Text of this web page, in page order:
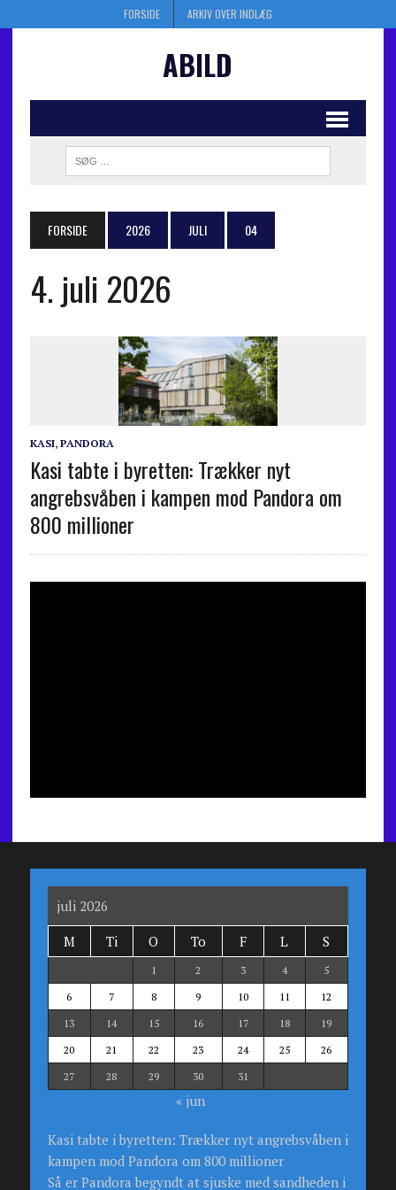
FORSIDE ARKIV OVER INDLÆG
ABILD
FORSIDE 2026 JULI 04
4. juli 2026
KASI, PANDORA
Kasi tabte i byretten: Trækker nyt
angrebsvåben i kampen mod Pandora om
800 millioner
juli 2026
M
Ti O To F L S
1 2 3 4
5
6
7 8 9 10 11
12
13
14 15 16 17 18
19
20
21 22 23 24 25
26
27
28 29 30 31
« jun
Kasi tabte i byretten: Trækker nyt angrebsvåben i
kampen mod Pandora om 800 millioner
Så er Pandora begyndt at sjuske med sandheden i